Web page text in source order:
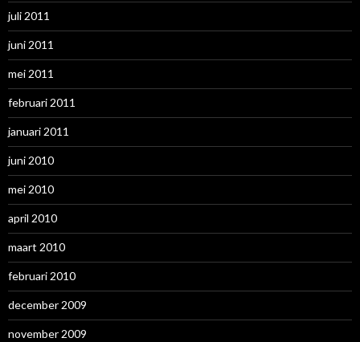
juli 2011
juni 2011
mei 2011
februari 2011
januari 2011
juni 2010
mei 2010
april 2010
maart 2010
februari 2010
december 2009
november 2009